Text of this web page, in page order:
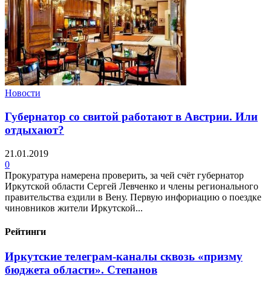
Новости
Губернатор со свитой работают в Австрии. Или
отдыхают?
21.01.2019
0
Прокуратура намерена проверить, за чей счёт губернатор
Иркутской области Сергей Левченко и члены регионального
правительства ездили в Вену. Первую инфориацию о поездке
чиновников жители Иркутской...
Рейтинги
Иркутские телеграм-каналы сквозь «призму
бюджета области». Степанов